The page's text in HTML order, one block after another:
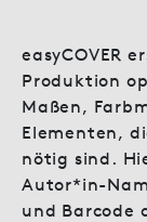
easyCOVER
Produktion
Maßen,
Elementen,
nötig sind.
Autor*in-
und Barcode